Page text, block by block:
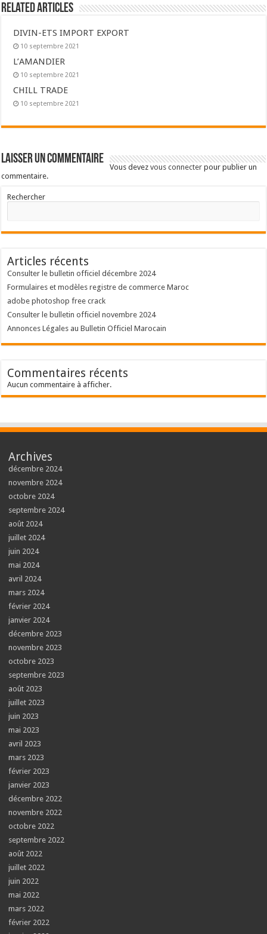
Related Articles
DIVIN-ETS IMPORT EXPORT
10 septembre 2021
L’AMANDIER
10 septembre 2021
CHILL TRADE
10 septembre 2021
Laisser un commentaire
Vous devezvous connecter pour publier un
commentaire.
Rechercher
Articles récents
Consulter le bulletin officiel décembre 2024
Formulaires et modèles registre de commerce Maroc
adobe photoshop free crack
Consulter le bulletin officiel novembre 2024
Annonces Légales au Bulletin Officiel Marocain
Commentaires récents
Aucun commentaire à afficher.
Archives
décembre 2024
novembre 2024
octobre 2024
septembre 2024
août 2024
juillet 2024
juin 2024
mai 2024
avril 2024
mars 2024
février 2024
janvier 2024
décembre 2023
novembre 2023
octobre 2023
septembre 2023
août 2023
juillet 2023
juin 2023
mai 2023
avril 2023
mars 2023
février 2023
janvier 2023
décembre 2022
novembre 2022
octobre 2022
septembre 2022
août 2022
juillet 2022
juin 2022
mai 2022
mars 2022
février 2022